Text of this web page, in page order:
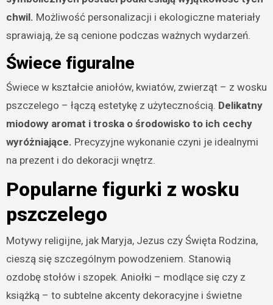
chwil. Możliwość personalizacji i ekologiczne materiały
sprawiają, że są cenione podczas ważnych wydarzeń.
Świece figuralne
Świece w kształcie aniołów, kwiatów, zwierząt – z wosku
pszczelego – łączą estetykę z użytecznością. Delikatny
miodowy aromat i troska o środowisko to ich cechy
wyróżniające. Precyzyjne wykonanie czyni je idealnymi
na prezent i do dekoracji wnętrz.
Popularne figurki z wosku
pszczelego
Motywy religijne, jak Maryja, Jezus czy Święta Rodzina,
cieszą się szczególnym powodzeniem. Stanowią
ozdobę stołów i szopek. Aniołki – modlące się czy z
książką – to subtelne akcenty dekoracyjne i świetne